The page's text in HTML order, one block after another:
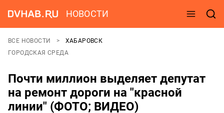
НОВОСТИ
ВСЕ НОВОСТИ
ХАБАРОВСК
ГОРОДСКАЯ СРЕДА
Почти миллион выделяет депутат
на ремонт дороги на "красной
линии" (ФОТО; ВИДЕО)